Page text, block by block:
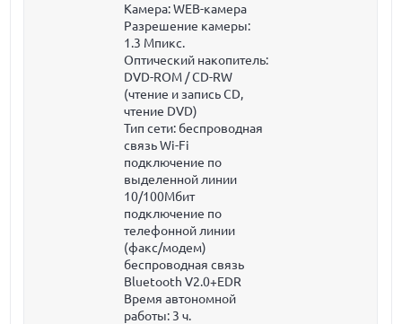
Камера: WEB-камера
Разрешение камеры:
1.3 Мпикс.
Оптический накопитель:
DVD-ROM / CD-RW
(чтение и запись CD,
чтение DVD)
Тип сети: беспроводная
связь Wi-Fi
подключение по
выделенной линии
10/100Мбит
подключение по
телефонной линии
(факс/модем)
беспроводная связь
Bluetooth V2.0+EDR
Время автономной
работы: 3 ч.